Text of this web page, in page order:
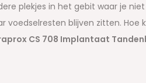
plekjes in het gebit waar je
blijven zitten. Hoe
CS 708 Implantaat